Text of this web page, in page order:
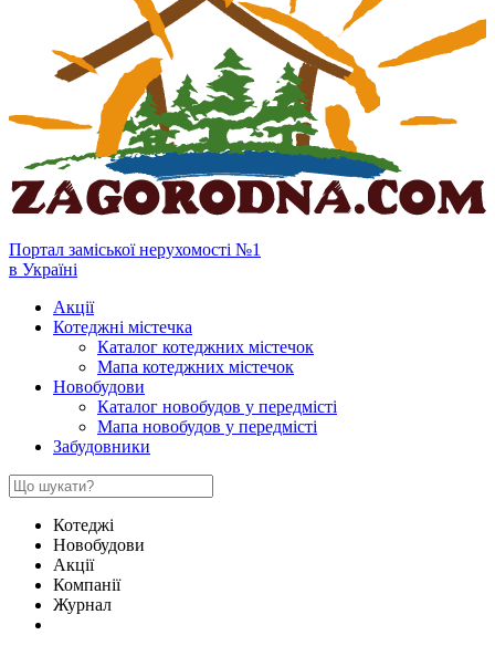
Портал заміської нерухомості №1
в Україні
Акції
Котеджні містечка
Каталог котеджних містечок
Мапа котеджних містечок
Новобудови
Каталог новобудов у передмісті
Мапа новобудов у передмісті
Забудовники
Котеджі
Новобудови
Акції
Компанії
Журнал